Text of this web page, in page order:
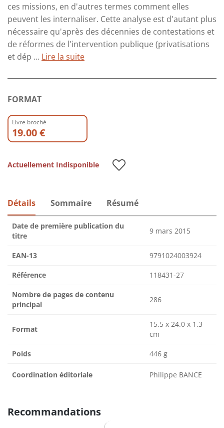
ces missions, en d'autres termes comment elles
peuvent les internaliser. Cette analyse est d'autant plus
nécessaire qu'après des décennies de contestations et
de réformes de l'intervention publique (privatisations
et dép ... Lire la suite
FORMAT
Livre broché
19.00 €
Actuellement Indisponible
Détails Sommaire Résumé
Date de première publication du
titre
9 mars 2015
EAN-13 9791024003924
Référence 118431-27
Nombre de pages de contenu
principal
286
Format
15.5 x 24.0 x 1.3
cm
Poids 446 g
Coordination éditoriale Philippe BANCE
Recommandations